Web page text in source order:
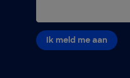
Ik meld me aan